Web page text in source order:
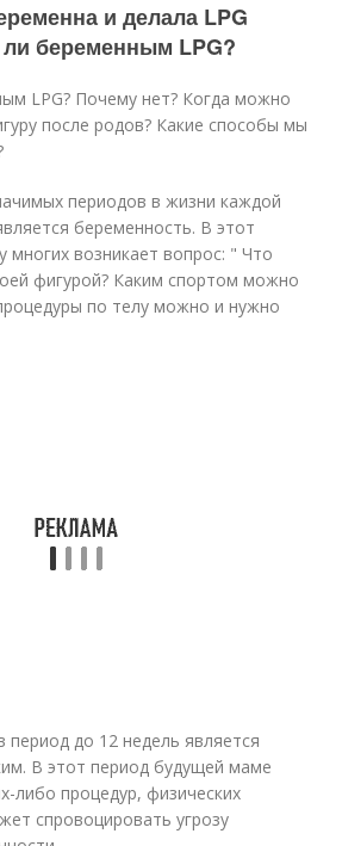
и делала LPG
беременным LPG?
LPG? Почему нет? Когда можно
после родов? Какие способы мы
периодов в жизни каждой
беременность. В этот
многих возникает вопрос: " Что
фигурой? Каким спортом можно
по телу можно и нужно
период до 12 недель является
В этот период будущей маме
либо процедур, физических
спровоцировать угрозу